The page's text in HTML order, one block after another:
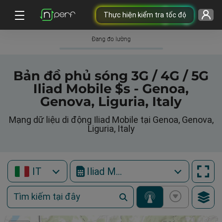
Thực hiện kiểm tra tốc độ
Đang đo lường
Bản đồ phủ sóng 3G / 4G / 5G
Iliad Mobile $s - Genoa,
Genova, Liguria, Italy
Mạng dữ liệu di động Iliad Mobile tại Genoa, Genova,
Liguria, Italy
IT Iliad Mobile